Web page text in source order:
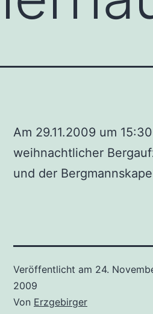
Am 29.11.2009 um
weihnachtlicher
und der
Veröffentlicht am 24.
2009
Von Erzgebirger